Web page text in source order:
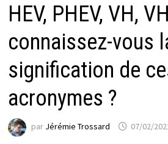
HEV, PHEV, VH,
connaissez-vous
signification de
acronymes ?
par Jérémie Trossard 07/02/